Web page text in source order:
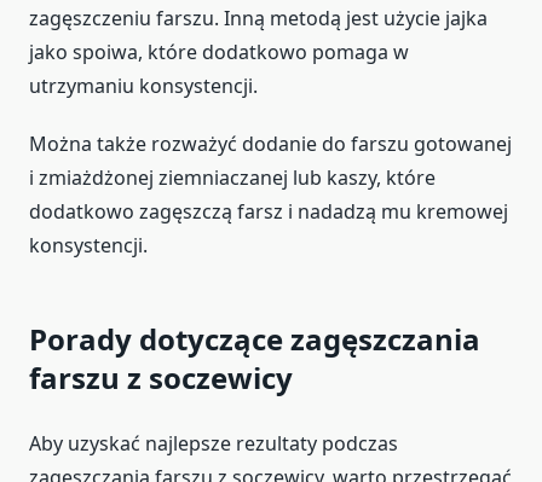
zagęszczeniu farszu. Inną metodą jest użycie jajka
jako spoiwa, które dodatkowo pomaga w
utrzymaniu konsystencji.
Można także rozważyć dodanie do farszu gotowanej
i zmiażdżonej ziemniaczanej lub kaszy, które
dodatkowo zagęszczą farsz i nadadzą mu kremowej
konsystencji.
Porady dotyczące zagęszczania
farszu z soczewicy
Aby uzyskać najlepsze rezultaty podczas